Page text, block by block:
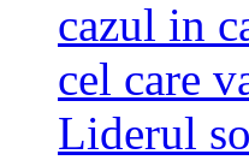
cazul in
cel care
Liderul